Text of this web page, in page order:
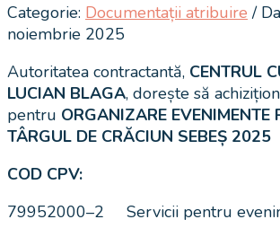
Categorie: Documentații atribuire /
noiembrie 2025
Autoritatea contractantă, CENTRUL
LUCIAN BLAGA, dorește să
pentru ORGANIZARE EVENIMENTE
TÂRGUL DE CRĂCIUN SEBEȘ 2025
COD CPV:
79952000–2 Servicii pentru